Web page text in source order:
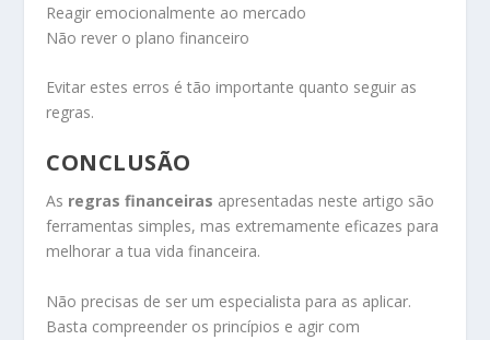
Reagir emocionalmente ao mercado
Não rever o plano financeiro
Evitar estes erros é tão importante quanto seguir as
regras.
CONCLUSÃO
As regras financeiras apresentadas neste artigo são
ferramentas simples, mas extremamente eficazes para
melhorar a tua vida financeira.
Não precisas de ser um especialista para as aplicar.
Basta compreender os princípios e agir com